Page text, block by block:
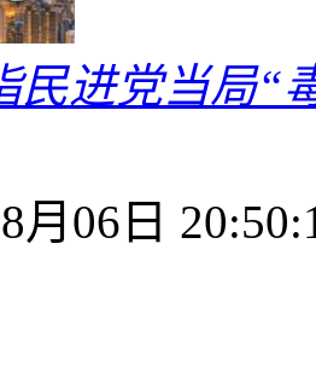
民进党当局“
月06日